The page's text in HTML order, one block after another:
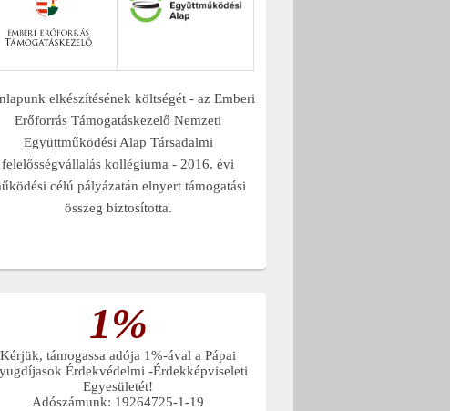
elkészítésének költségét - az Emberi
Erőforrás Támogatáskezelő Nemzeti
Együttműködési Alap Társadalmi
felelősségvállalás kollégiuma - 2016. évi
célú pályázatán elnyert támogatási
összeg biztosította.
1%
Kérjük, támogassa adója 1%-ával a Pápai
Érdekvédelmi -Érdekképviseleti
Egyesületét!
Adószámunk: 19264725-1-19